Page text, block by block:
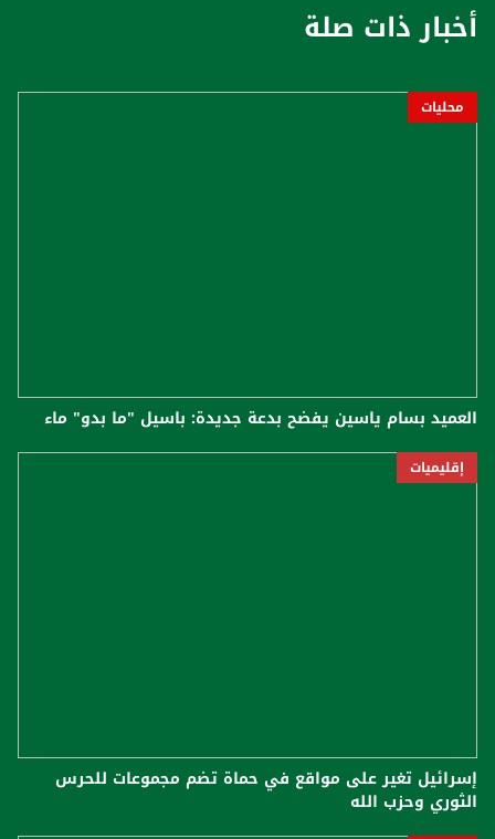
أخبار ذات صلة
محليات
العميد بسام ياسين يفضح بدعة جديدة: باسيل "ما بدو" ماء
إقليميات
إسرائيل تغير على مواقع في حماة تضم مجموعات للحرس
الثوري وحزب الله